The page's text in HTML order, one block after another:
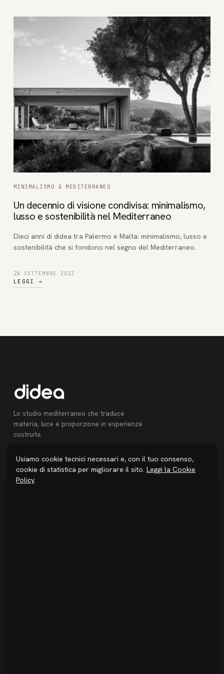
MINIMALISMO & MEDITERRANEO
Un decennio di visione condivisa: minimalismo,
lusso e sostenibilità nel Mediterraneo
Dieci anni di didea tra Palermo e Malta: minimalismo, lusso e
sostenibilità che si fondono nel segno del Mediterraneo.
28 SETTEMBRE 2023
LEGGI →
Lo studio mediterraneo che traduce
materia, luce e proporzione in esperienze
costruite.
STUDIO
Chi siamo
Usiamo cookie tecnici necessari e, con il tuo consenso,
cookie di statistica per migliorare il sito. Leggi la Cookie
Policy.